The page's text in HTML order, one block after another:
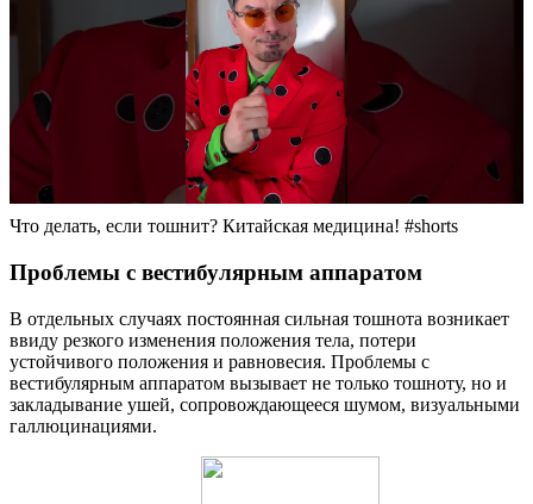
Что делать, если тошнит? Китайская медицина! #shorts
Проблемы с вестибулярным аппаратом
В отдельных случаях постоянная сильная тошнота возникает
ввиду резкого изменения положения тела, потери
устойчивого положения и равновесия. Проблемы с
вестибулярным аппаратом вызывает не только тошноту, но и
закладывание ушей, сопровождающееся шумом, визуальными
галлюцинациями.